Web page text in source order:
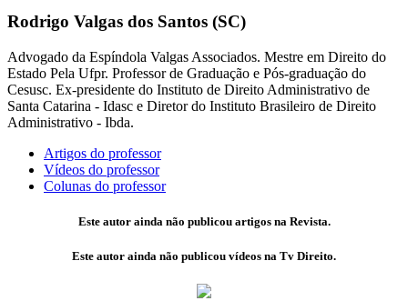
Rodrigo Valgas dos Santos (SC)
Advogado da Espíndola Valgas Associados. Mestre em Direito do
Estado Pela Ufpr. Professor de Graduação e Pós-graduação do
Cesusc. Ex-presidente do Instituto de Direito Administrativo de
Santa Catarina - Idasc e Diretor do Instituto Brasileiro de Direito
Administrativo - Ibda.
Artigos do professor
Vídeos do professor
Colunas do professor
Este autor ainda não publicou artigos na Revista.
Este autor ainda não publicou vídeos na Tv Direito.